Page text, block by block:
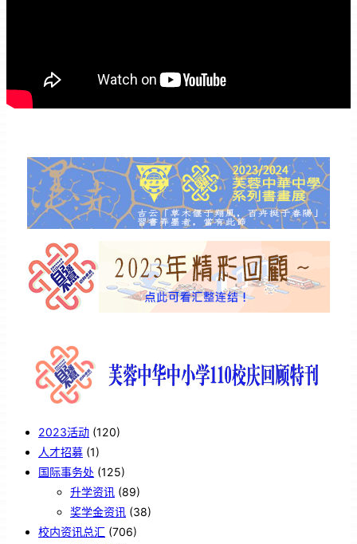
2023活动 (120)
人才招募 (1)
国际事务处 (125)
升学资讯 (89)
奖学金资讯 (38)
校内资讯总汇 (706)